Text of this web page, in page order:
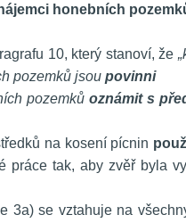
honebních
10, který stanoví, že
pozemků jsou povinni
pozemků oznámit s
na kosení pícnin
práce tak, aby zvěř byla
3a) se vztahuje na